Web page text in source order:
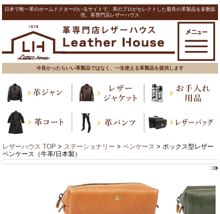
日本で唯一革のホームドクターのいるサイトで、革のプロがセレクトした最良の革製品を多数販
売。革専門店レザーハウス
今良かったらいい革製品ではなく、一生使える革製品を提供します
レザーハウス TOP > ステーショナリー > ペンケース > ボックス型レザー
ペンケース（牛革/日本製）